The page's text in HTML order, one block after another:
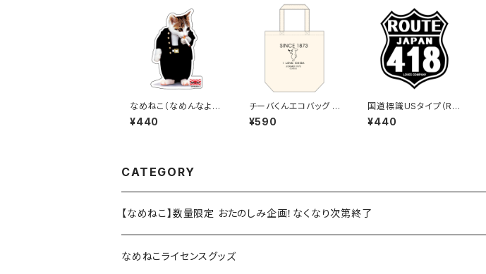
なめねこ（なめんなよ）
ステッカー E-2
¥440
チーバくんエコバッグ D
esign1
¥590
国道標識USタイプ（RO
UTE）ステッカー 418号
線（ブラック）
¥440
CATEGORY
【なめねこ】数量限定 おたのしみ企画！なくなり次第終了
なめねこライセンスグッズ